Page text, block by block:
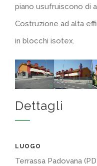
piano usufruiscono di
Costruzione ad alta
in blocchi isotex.
Dettagli
LUOGO
Terrassa Padovana